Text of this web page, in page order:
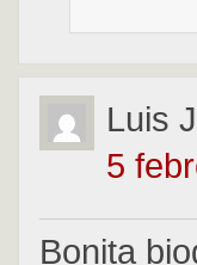
Luis
5
Bonita